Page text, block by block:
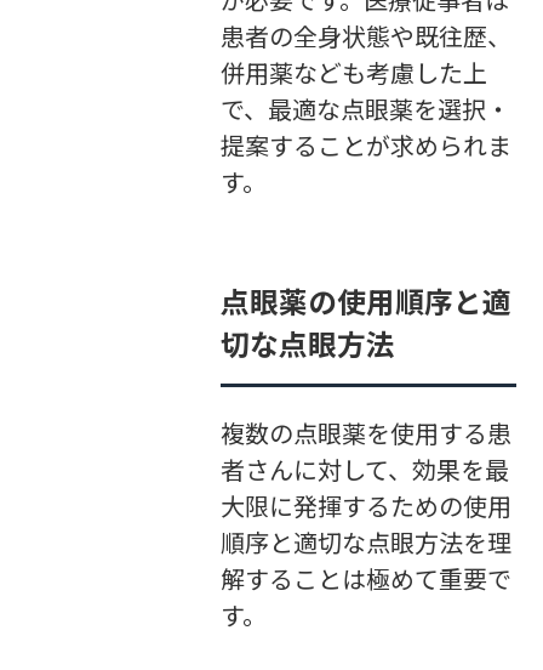
患者の全身状態や既往歴、
併用薬なども考慮した上
で、最適な点眼薬を選択・
提案することが求められま
す。
点眼薬の使用順序と適
切な点眼方法
複数の点眼薬を使用する患
者さんに対して、効果を最
大限に発揮するための使用
順序と適切な点眼方法を理
解することは極めて重要で
す。